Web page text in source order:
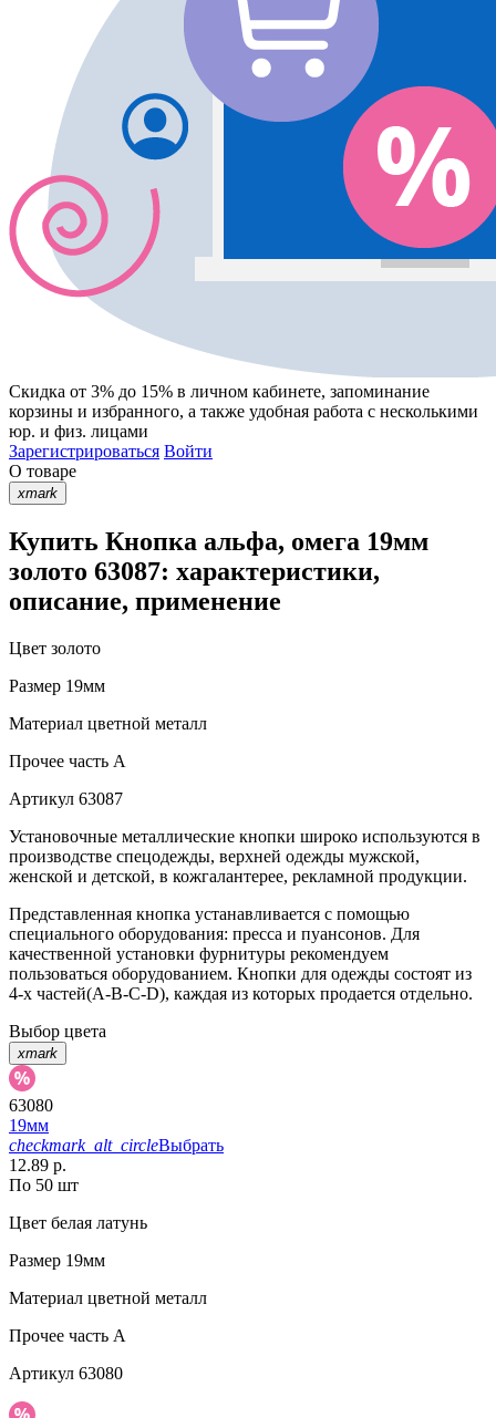
Скидка от 3% до 15% в личном кабинете, запоминание
корзины и избранного, а также удобная работа с несколькими
юр. и физ. лицами
Зарегистрироваться Войти
О товаре
xmark
Купить Кнопка альфа, омега 19мм
золото 63087: характеристики,
описание, применение
Цвет золото
Размер 19мм
Материал цветной металл
Прочее часть A
Артикул 63087
Установочные металлические кнопки широко используются в
производстве спецодежды, верхней одежды мужской,
женской и детской, в кожгалантерее, рекламной продукции.
Представленная кнопка устанавливается с помощью
специального оборудования: пресса и пуансонов. Для
качественной установки фурнитуры рекомендуем
пользоваться оборудованием. Кнопки для одежды состоят из
4-х частей(А-В-С-D), каждая из которых продается отдельно.
Выбор цвета
xmark
63080
19мм
checkmark_alt_circleВыбрать
12.89 р.
По 50 шт
Цвет белая латунь
Размер 19мм
Материал цветной металл
Прочее часть A
Артикул 63080